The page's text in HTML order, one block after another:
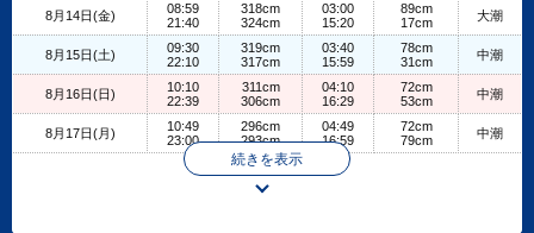
8月14日(金)
08:59
21:40
318cm
324cm
03:00
15:20
89cm
17cm
大潮
8月15日(土)
09:30
22:10
319cm
317cm
03:40
15:59
78cm
31cm
中潮
8月16日(日)
10:10
22:39
311cm
306cm
04:10
16:29
72cm
53cm
中潮
8月17日(月)
10:49
23:00
296cm
293cm
04:49
16:59
72cm
79cm
中潮
続きを表示